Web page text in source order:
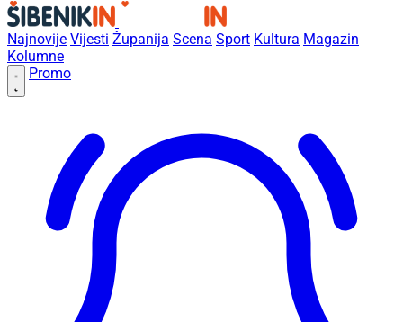
Najnovije Vijesti Županija Scena Sport Kultura Magazin
Kolumne
Promo